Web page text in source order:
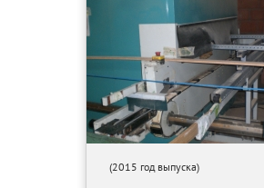
(2015 год выпуска)